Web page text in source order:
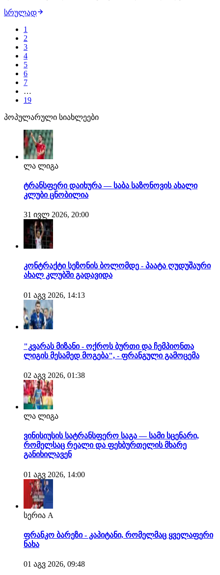
ლონდონური კლუბი მზადაა ახალგაზრდა
არტეტას თანხმობაც არსებობს. როგორც ცნობილი
ხდება, მაილს ლუი…
სრულად
1
2
3
4
5
6
7
…
19
პოპულარული სიახლეები
ლა ლიგა
ტრანსფერი დაიხურა — საბა საზონოვის ახალი
კლუბი ცნობილია
31 ივლ 2026, 20:00
კონტრაქტი სეზონის ბოლომდე - პაატა ღუდუშაური
ახალ კლუბში გადავიდა
01 აგვ 2026, 14:13
"კვარას მიზანი - ოქროს ბურთი და ჩემპიონთა
ლიგის მესამედ მოგება", - ფრანგული გამოცემა
02 აგვ 2026, 01:38
ლა ლიგა
ვინისიუსის სატრანსფერო საგა — სამი სცენარი,
რომელსაც რეალი და ფეხბურთელის მხარე
განიხილავენ
01 აგვ 2026, 14:00
სერია A
ფრანკო ბარეზი - კაპიტანი, რომელმაც ყველაფერი
ნახა
01 აგვ 2026, 09:48